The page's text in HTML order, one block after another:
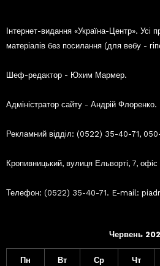
Інтернет-видання «Україна-Центр». Усі
матеріалів без посилання (для вебу -
Шеф-редактор - Юхим Мармер.
Адміністратор сайту - Андрій Флоренко.
Рекламний відділ: (0522) 35-40-71,
Кропивницький, вулиця Ельворті, 7,
Телефон: (0522) 35-40-71. E-mail:
Червень
Пн Вт Ср Чт